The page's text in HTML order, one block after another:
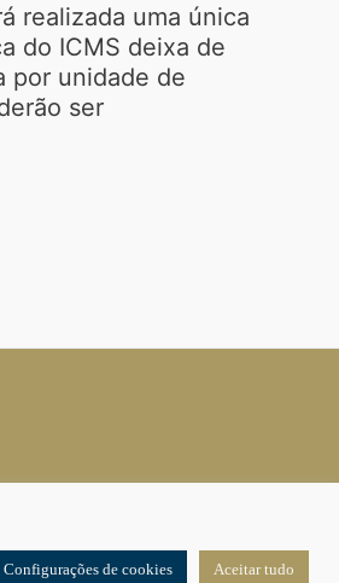
realizada uma única
do ICMS deixa de
por unidade de
ser
Configurações de cookies Aceitar tudo